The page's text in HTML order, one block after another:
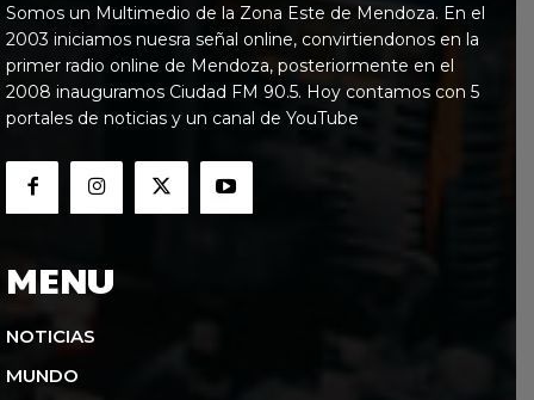
Somos un Multimedio de la Zona Este de Mendoza. En el
2003 iniciamos nuesra señal online, convirtiendonos en la
primer radio online de Mendoza, posteriormente en el
2008 inauguramos Ciudad FM 90.5. Hoy contamos con 5
portales de noticias y un canal de YouTube
MENU
NOTICIAS
MUNDO